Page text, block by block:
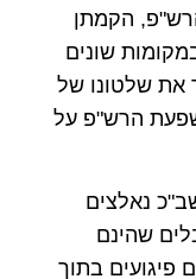
הקמתן
שונים
את שלטונו של
הרש"פ על
נאלצים
שהינם
בתוך